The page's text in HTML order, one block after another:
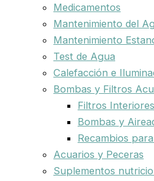
Medicamentos
Mantenimiento del
Mantenimiento
Test de Agua
Calefacción e
Bombas y Filtros
Filtros Interiores
Bombas y
Recambios
Acuarios y Peceras
Suplementos